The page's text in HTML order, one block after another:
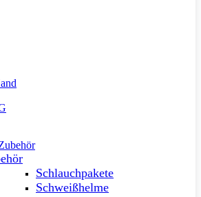
Schlauchpakete
Schweißhelme